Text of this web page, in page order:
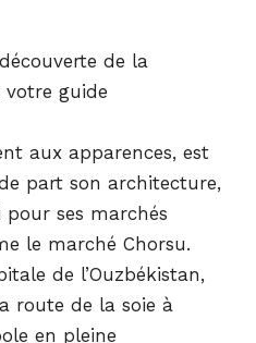
de la
votre guide
aux apparences, est
part son architecture,
pour ses marchés
le marché Chorsu.
de l’Ouzbékistan,
route de la soie à
en pleine